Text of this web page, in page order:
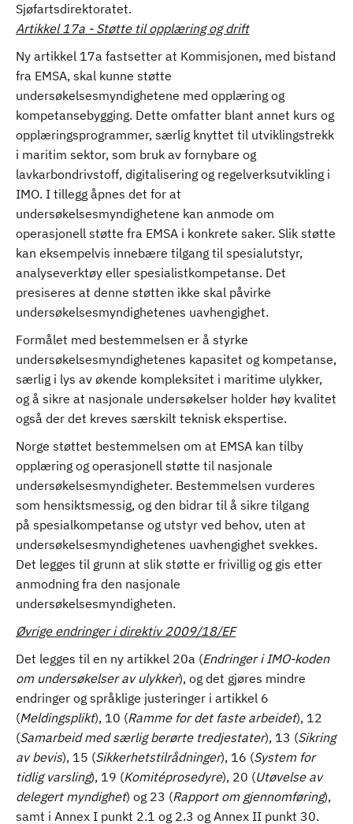
Sjøfartsdirektoratet.
Artikkel 17a - Støtte til opplæring og drift
Ny artikkel 17a fastsetter at Kommisjonen, med bistand
fra EMSA, skal kunne støtte
undersøkelsesmyndighetene med opplæring og
kompetansebygging. Dette omfatter blant annet kurs og
opplæringsprogrammer, særlig knyttet til utviklingstrekk
i maritim sektor, som bruk av fornybare og
lavkarbondrivstoff, digitalisering og regelverksutvikling i
IMO. I tillegg åpnes det for at
undersøkelsesmyndighetene kan anmode om
operasjonell støtte fra EMSA i konkrete saker. Slik støtte
kan eksempelvis innebære tilgang til spesialutstyr,
analyseverktøy eller spesialistkompetanse. Det
presiseres at denne støtten ikke skal påvirke
undersøkelsesmyndighetenes uavhengighet.
Formålet med bestemmelsen er å styrke
undersøkelsesmyndighetenes kapasitet og kompetanse,
særlig i lys av økende kompleksitet i maritime ulykker,
og å sikre at nasjonale undersøkelser holder høy kvalitet
også der det kreves særskilt teknisk ekspertise.
Norge støttet bestemmelsen om at EMSA kan tilby
opplæring og operasjonell støtte til nasjonale
undersøkelsesmyndigheter. Bestemmelsen vurderes
som hensiktsmessig, og den bidrar til å sikre tilgang
på spesialkompetanse og utstyr ved behov, uten at
undersøkelsesmyndighetenes uavhengighet svekkes.
Det legges til grunn at slik støtte er frivillig og gis etter
anmodning fra den nasjonale
undersøkelsesmyndigheten.
Øvrige endringer i direktiv 2009/18/EF
Det legges til en ny artikkel 20a (Endringer i IMO-koden
om undersøkelser av ulykker), og det gjøres mindre
endringer og språklige justeringer i artikkel 6
(Meldingsplikt), 10 (Ramme for det faste arbeidet), 12
(Samarbeid med særlig berørte tredjestater), 13 (Sikring
av bevis), 15 (Sikkerhetstilrådninger), 16 (System for
tidlig varsling), 19 (Komitéprosedyre), 20 (Utøvelse av
delegert myndighet) og 23 (Rapport om gjennomføring),
samt i Annex I punkt 2.1 og 2.3 og Annex II punkt 30.